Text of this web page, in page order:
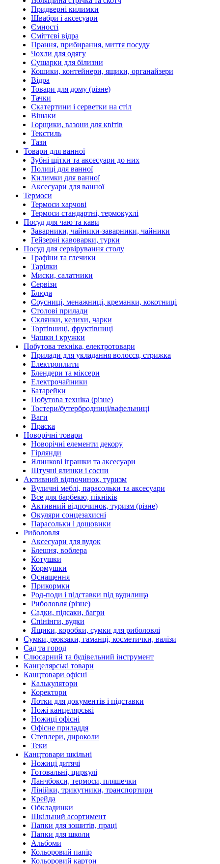
Придверні килимки
Швабри і аксесуари
Ємності
Сміттєві відра
Прання, прибирання, миття посуду
Чохли для одягу
Сушарки для білизни
Кошики, контейнери, ящики, органайзери
Відра
Товари для дому (різне)
Тачки
Скатертини і серветки на стіл
Вішаки
Горщики, вазони для квітів
Текстиль
Тази
Товари для ванної
Зубні щітки та аксесуари до них
Полиці для ванної
Килимки для ванної
Аксесуари для ванної
Термоси
Термоси харчові
Термоси стандартні, термокухлі
Посуд для чаю та кави
Заварники, чайники-заварники, чайники
Гейзерні кавоварки, турки
Посуд для сервірування столу
Графіни та глечики
Тарілки
Миски, салатники
Сервізи
Блюда
Соусниці, менажниці, креманки, кокотниці
Столові прилади
Склянки, келихи, чарки
Тортівниці, фруктівниці
Чашки і кружки
Побутова техніка, електротовари
Прилади для укладання волосся, стрижка
Електроплити
Блендери та міксери
Електрочайники
Батарейки
Побутова техніка (різне)
Тостери/бутербродниці/вафельниці
Ваги
Праска
Новорічні товари
Новорічні елементи декору
Гірлянди
Ялинкові іграшки та аксесуари
Штучні ялинки і сосни
Активний відпочинок, туризм
Вуличні меблі, парасольки та аксесуари
Все для барбекю, пікніків
Активний відпочинок, туризм (різне)
Окуляри сонцезахисні
Парасольки і дощовики
Риболовля
Аксесуари для вудок
Блешня, воблера
Котушки
Кормушки
Оснащення
Прикормки
Род-поди і підставки під вудилища
Риболовля (різне)
Садки, підсаки, багри
Спінінги, вудки
Ящики, коробки, сумки для риболовлі
Сумки, рюкзаки, гаманці, косметички, валізи
Сад та город
Слюсарний та будівельний інструмент
Канцелярські товари
Канцтовари офісні
Калькулятори
Коректори
Лотки для документів і підставки
Ножі канцелярські
Ножиці офісні
Офісне приладдя
Степлери, дироколи
Теки
Канцтовари шкільні
Ножиці дитячі
Готовальні, циркулі
Ланчбокси, термоси, пляшечки
Лінійки, трикутники, транспортири
Крейда
Обкладинки
Шкільний асортимент
Папки для зошитів, праці
Папки для школи
Альбоми
Кольоровий папір
Кольоровий картон